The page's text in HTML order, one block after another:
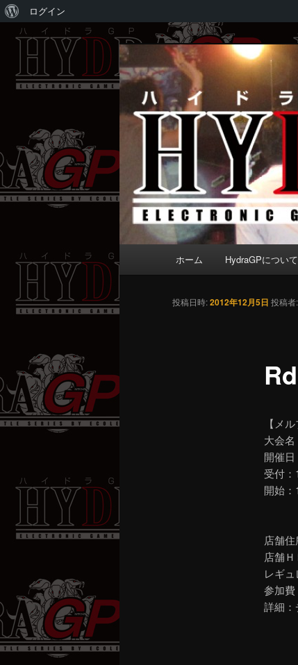
WordPress
に
つ
い
ログイン
メ
ン
テ
ン
ツ
へ
移
HydraGP
Electronic game battle
ホーム HydraGPについて
投稿日時:2012年12月5日 投稿者:
【メ
大会
開催日
受付
開始：
店舗
店舗Ｈ
レギ
参加費
詳細
大
ス
試合